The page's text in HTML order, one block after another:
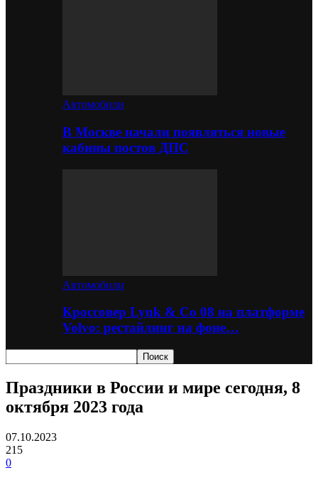
Автомобили
В Москве начали появляться новые
кабины постов ДПС
Автомобили
Кроссовер Lynk & Co 08 на платформе
Volvo: рестайлинг на фоне…
Праздники в России и мире сегодня, 8
октября 2023 года
07.10.2023
215
0